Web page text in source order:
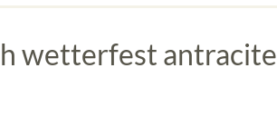
wetterfest antracite